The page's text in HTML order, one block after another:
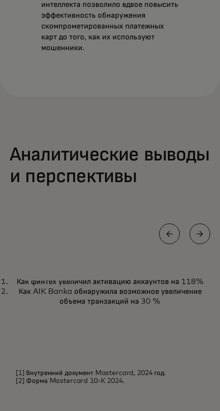
интеллекта позволило вдвое повысить
эффективность обнаружения
скомпрометированных платежных
карт до того, как их используют
мошенники.
Аналитические выводы
и перспективы
Ознакомьтесь с последними
новостями и направлениями
Подробнее
Как финтех увеличил активацию аккаунтов на 118%
Как AIK Banka обнаружила возможное увеличение
объема транзакций на 30 %
[1] Внутренний документ Mastercard, 2024 год.
[2] Форма Mastercard 10-K 2024.